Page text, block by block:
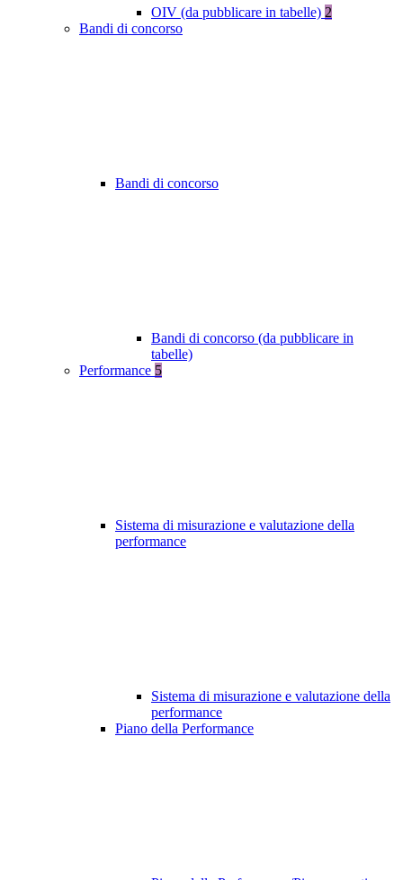
OIV (da pubblicare in tabelle) 2
Bandi di concorso
Bandi di concorso
Bandi di concorso (da pubblicare in
tabelle)
Performance 5
Sistema di misurazione e valutazione della
performance
Sistema di misurazione e valutazione della
performance
Piano della Performance